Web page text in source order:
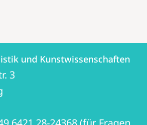
und Kunstwissenschaften
3